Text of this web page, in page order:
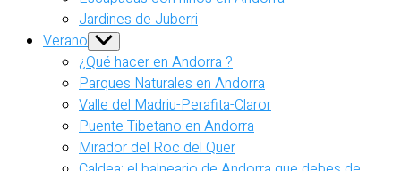
Jardines de Juberri
Verano Show
sub
menu
¿Qué hacer en Andorra ?
Parques Naturales en Andorra
Valle del Madriu-Perafita-Claror
Puente Tibetano en Andorra
Mirador del Roc del Quer